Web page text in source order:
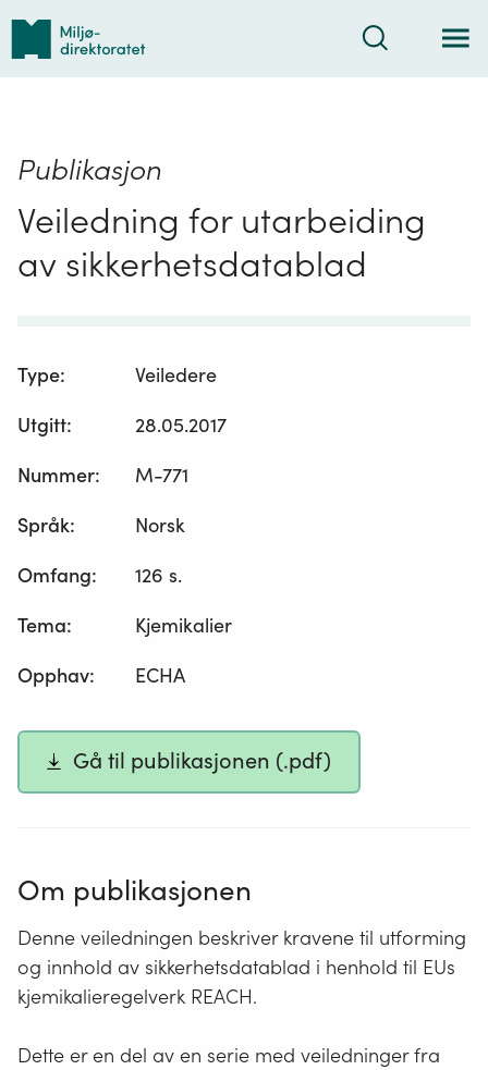
Tilbake
forsiden
Søk
Publikasjon
Veiledning for utarbeiding
av sikkerhetsdatablad
Type:
Veiledere
Utgitt:
28.05.2017
Nummer:
M-771
Språk:
Norsk
Omfang:
126 s.
Tema:
Kjemikalier
Opphav: ECHA
Gå til publikasjonen (.pdf)
Om publikasjonen
Denne veiledningen beskriver kravene til utforming
og innhold av sikkerhetsdatablad i henhold til EUs
kjemikalieregelverk REACH.
Dette er en del av en serie med veiledninger fra